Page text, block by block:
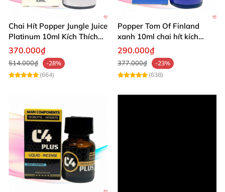
Chai Hít Popper Jungle Juice
Platinum 10ml Kích Thích
Mạnh
370.000₫
514.000₫
-28%
(664)
Popper Tom Of Finland
xanh 10ml chai hít kích
thích mạnh mẽ
290.000₫
377.000₫
-23%
(638)